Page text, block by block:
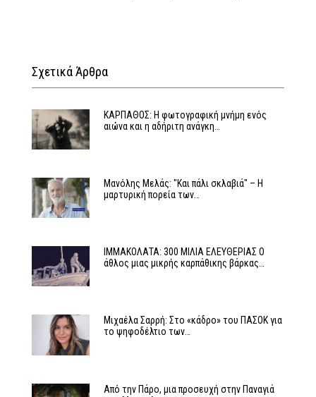
Σχετικά Άρθρα
ΚΑΡΠΑΘΟΣ: Η φωτογραφική μνήμη ενός
αιώνα και η αδήριτη ανάγκη…
Μανόλης Μελάς: "Και πάλι σκλαβιά" – Η
μαρτυρική πορεία των…
ΙΜΜΑΚΟΛΑΤΑ: 300 ΜΙΛΙΑ ΕΛΕΥΘΕΡΙΑΣ Ο
άθλος μιας μικρής καρπάθικης βάρκας…
Μιχαέλα Σαρρή: Στο «κάδρο» του ΠΑΣΟΚ για
το ψηφοδέλτιο των…
Από την Πάρο, μια προσευχή στην Παναγιά